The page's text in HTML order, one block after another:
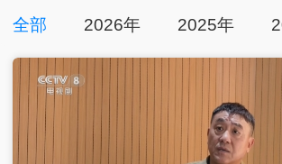
點擊下載
全部 2026年 2025年